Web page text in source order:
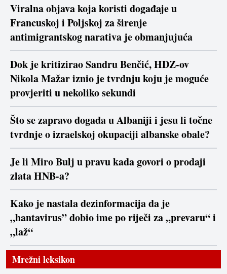
Viralna objava koja koristi događaje u
Francuskoj i Poljskoj za širenje
antimigrantskog narativa je obmanjujuća
Dok je kritizirao Sandru Benčić, HDZ-ov
Nikola Mažar iznio je tvrdnju koju je moguće
provjeriti u nekoliko sekundi
Što se zapravo događa u Albaniji i jesu li točne
tvrdnje o izraelskoj okupaciji albanske obale?
Je li Miro Bulj u pravu kada govori o prodaji
zlata HNB-a?
Kako je nastala dezinformacija da je
„hantavirus” dobio ime po riječi za „prevaru“ i
„laž“
Mrežni leksikon